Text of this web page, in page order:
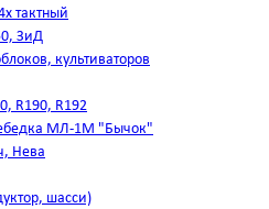
тактный
ЗиД
культиваторов
R190, R192
МЛ-1М "Бычок"
Нева
шасси)